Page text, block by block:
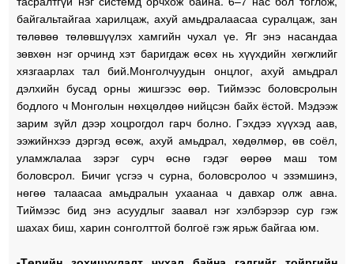
байгальтайгаа харилцаж, ахуй амьдралаасаа суралцаж, зан
төлөвөө төлөвшүүлэх хамгийн чухал үе. Яг энэ насандаа
зөвхөн нэг орчинд хэт баригдаж өсөх нь хүүхдийн хөгжлийг
хязгаарлах тал бий.Монголчуудын онцлог, ахуй амьдрал
дэлхийн бусад орны жишгээс өөр. Тиймээс боловсролын
бодлого ч Монголын нөхцөлдөө нийцсэн байх ёстой. Мэдээж
зарим зүйл дээр хоцрогдол гарч болно. Гэхдээ хүүхэд аав,
ээжийнхээ дэргэд өсөж, ахуй амьдрал, хөдөлмөр, өв соёл,
уламжлалаа зэрэг сурч өснө гэдэг өөрөө маш том
боловсрол. Бичиг үсгээ ч сурна, боловсролоо ч эзэмшинэ,
нөгөө талаасаа амьдралын ухаанаа ч давхар олж авна.
Тиймээс бид энэ асуудлыг заавал нэг хэлбэрээр сур гэж
шахах биш, харин сонголттой болгоё гэж ярьж байгаа юм.